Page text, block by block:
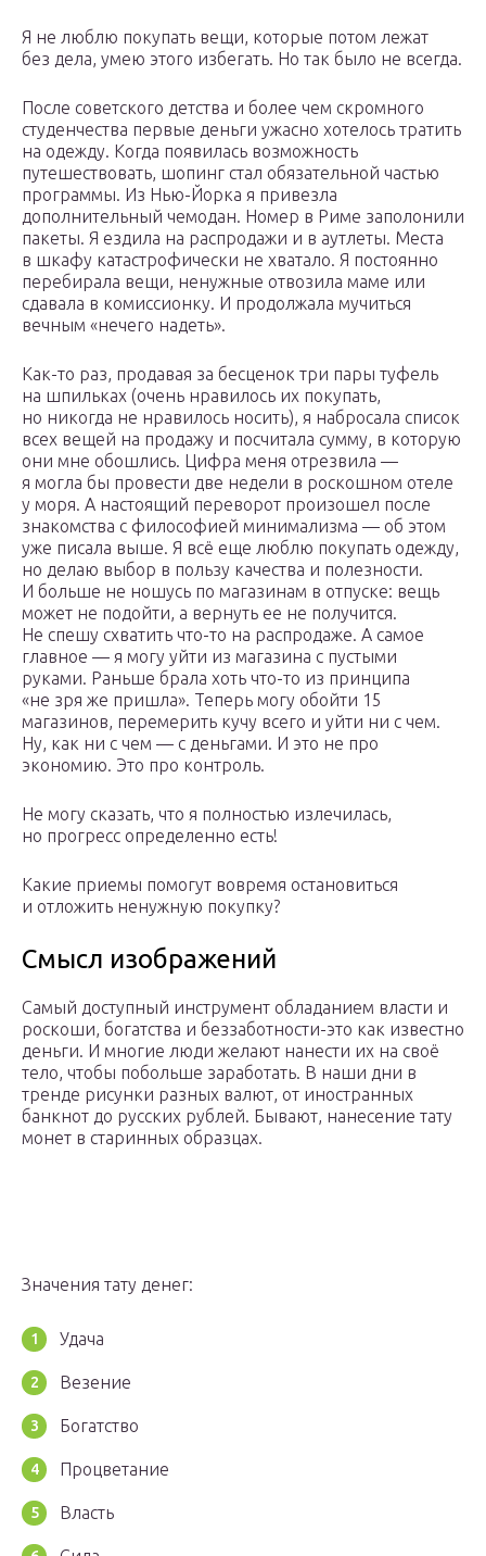
Я не люблю покупать вещи, которые потом лежат
без дела, умею этого избегать. Но так было не всегда.
После советского детства и более чем скромного
студенчества первые деньги ужасно хотелось тратить
на одежду. Когда появилась возможность
путешествовать, шопинг стал обязательной частью
программы. Из Нью-Йорка я привезла
дополнительный чемодан. Номер в Риме заполонили
пакеты. Я ездила на распродажи и в аутлеты. Места
в шкафу катастрофически не хватало. Я постоянно
перебирала вещи, ненужные отвозила маме или
сдавала в комиссионку. И продолжала мучиться
вечным «нечего надеть».
Как-то раз, продавая за бесценок три пары туфель
на шпильках (очень нравилось их покупать,
но никогда не нравилось носить), я набросала список
всех вещей на продажу и посчитала сумму, в которую
они мне обошлись. Цифра меня отрезвила —
я могла бы провести две недели в роскошном отеле
у моря. А настоящий переворот произошел после
знакомства с философией минимализма — об этом
уже писала выше. Я всё еще люблю покупать одежду,
но делаю выбор в пользу качества и полезности.
И больше не ношусь по магазинам в отпуске: вещь
может не подойти, а вернуть ее не получится.
Не спешу схватить что-то на распродаже. А самое
главное — я могу уйти из магазина с пустыми
руками. Раньше брала хоть что-то из принципа
«не зря же пришла». Теперь могу обойти 15
магазинов, перемерить кучу всего и уйти ни с чем.
Ну, как ни с чем — с деньгами. И это не про
экономию. Это про контроль.
Не могу сказать, что я полностью излечилась,
но прогресс определенно есть!
Какие приемы помогут вовремя остановиться
и отложить ненужную покупку?
Смысл изображений
Самый доступный инструмент обладанием власти и
роскоши, богатства и беззаботности-это как известно
деньги. И многие люди желают нанести их на своё
тело, чтобы побольше заработать. В наши дни в
тренде рисунки разных валют, от иностранных
банкнот до русских рублей. Бывают, нанесение тату
монет в старинных образцах.
Значения тату денег:
Удача
Везение
Богатство
Процветание
Власть